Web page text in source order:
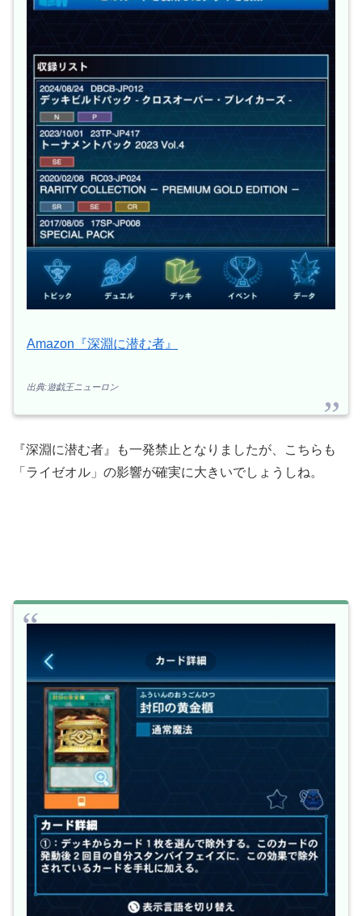
Amazon『深淵に潜む者』
出典:遊戯王ニューロン
『深淵に潜む者』も一発禁止となりましたが、こちらも
「ライゼオル」の影響が確実に大きいでしょうしね。